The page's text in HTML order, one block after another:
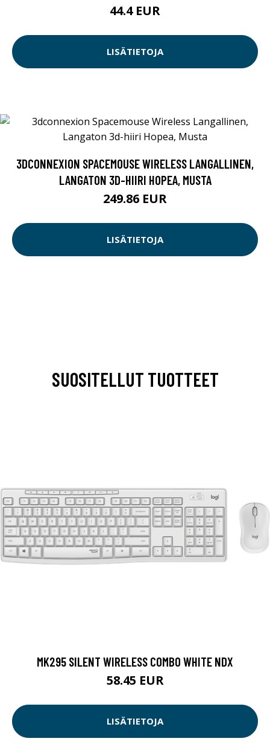
44.4 EUR
LISÄTIETOJA
3DCONNEXION SPACEMOUSE WIRELESS LANGALLINEN,
LANGATON 3D-HIIRI HOPEA, MUSTA
249.86 EUR
LISÄTIETOJA
SUOSITELLUT TUOTTEET
MK295 SILENT WIRELESS COMBO WHITE NDX
58.45 EUR
LISÄTIETOJA